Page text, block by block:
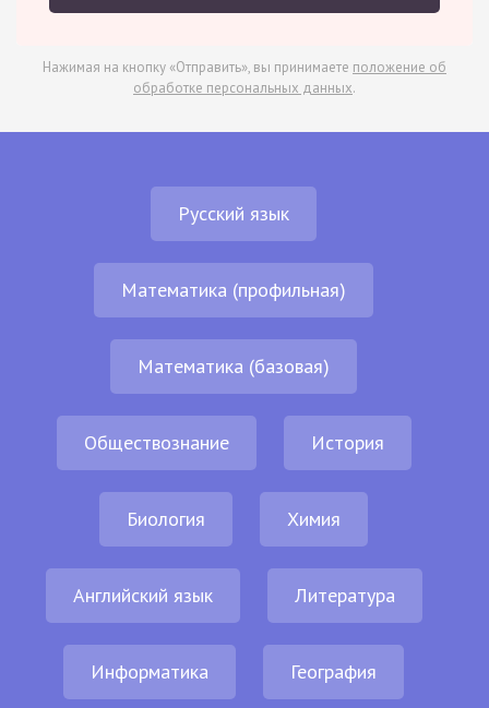
Нажимая на кнопку «Отправить», вы принимаете положение об
обработке персональных данных.
Русский язык
Математика (профильная)
Математика (базовая)
Обществознание История
Биология Химия
Английский язык Литература
Информатика География